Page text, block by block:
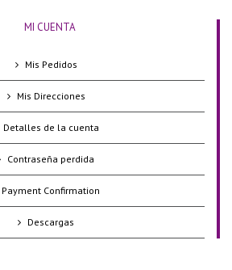
MI CUENTA
Mis Pedidos
Mis Direcciones
Detalles de la cuenta
Contraseña perdida
Payment Confirmation
Descargas